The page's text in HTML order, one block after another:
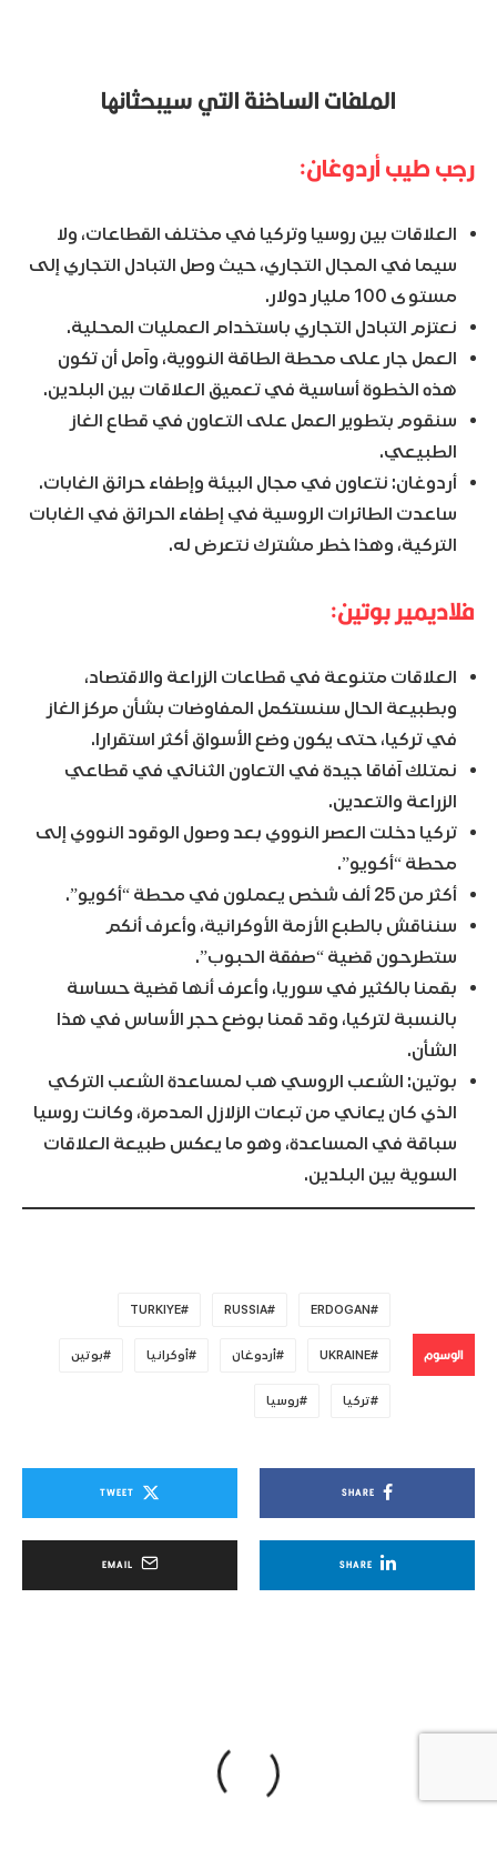
سيما في المجال التجاري، حيث وصل التبادل التجاري إلى
نعتزم التبادل التجاري باستخدام العمليات المحلية.
العمل جار على محطة الطاقة النووية، وآمل أن تكون
سنقوم بتطوير العمل على التعاون في قطاع الغاز
أردوغان: نتعاون في مجال البيئة وإطفاء حرائق الغابات.
ساعدت الطائرات الروسية في إطفاء الحرائق في الغابات
التركية، وهذا خطر مشترك نتعرض له.
فلاديمير بوتين:
العلاقات متنوعة في قطاعات الزراعة والاقتصاد،
وبطبيعة الحال سنستكمل المفاوضات بشأن مركز الغاز
نمتلك آفاقا جيدة في التعاون الثنائي في قطاعي
الزراعة والتعدين.
محطة “أكويو”.
أكثر من 25 ألف شخص يعملون في محطة “أكويو”.
سنناقش بالطبع الأزمة الأوكرانية، وأعرف أنكم
ستطرحون قضية “صفقة الحبوب”.
بقمنا بالكثير في سوريا، وأعرف أنها قضية حساسة
بالنسبة لتركيا، وقد قمنا بوضع حجر الأساس في هذا
الشأن.
بوتين: الشعب الروسي هب لمساعدة الشعب التركي
الذي كان يعاني من تبعات الزلازل المدمرة، وكانت روسيا
سباقة في المساعدة، وهو ما يعكس طبيعة العلاقات
السوية بين البلدين.
الوسوم
ERDOGAN
RUSSIA
TURKIYE
UKRAINE
SHARE